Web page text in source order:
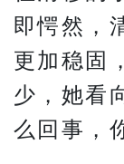
即愕然，
更加稳固
少，她看
么回事，